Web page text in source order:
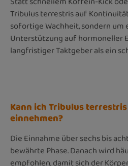
Tribulus terrestris auf
sofortige Wachheit, sondern um
Unterstützung auf hormoneller
langfristiger Taktgeber als ein
Kann ich Tribulus
einnehmen?
Die Einnahme über sechs bis
bewährte Phase. Danach wird
empfohlen, damit sich der